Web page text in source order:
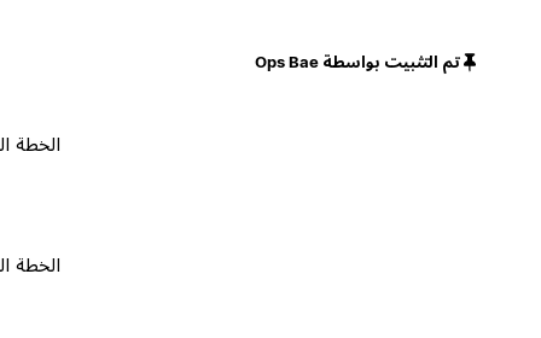
تم التثبيت بواسطة Ops Bae
الخطة المجانية
الخطة المجانية